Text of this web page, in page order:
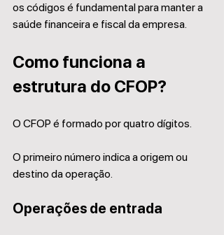
os códigos é fundamental para manter a
saúde financeira e fiscal da empresa.
Como funciona a
estrutura do CFOP?
O CFOP é formado por quatro dígitos.
O primeiro número indica a origem ou
destino da operação.
Operações de entrada